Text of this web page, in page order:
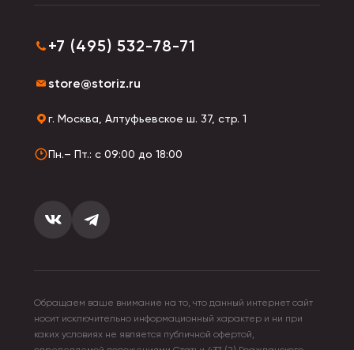
+7 (495) 532-78-71
store@storiz.ru
г. Москва, Алтуфьевское ш. 37, стр. 1
Пн.– Пт.: с 09:00 до 18:00
Обращаем ваше внимание на то, что данный интернет сайт
носит исключительно информационный характер и ни при
каких условиях не является публичной офертой,